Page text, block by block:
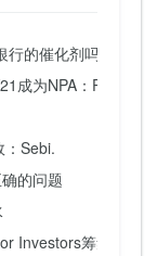
的催化剂吗？
成为NPA：PNB.
：Sebi.
的问题
Investors筹集了740